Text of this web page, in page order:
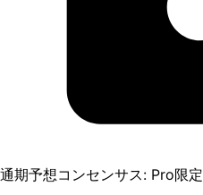
通期予想コンセンサス: Pro限定